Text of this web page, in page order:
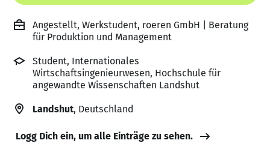
Angestellt, Werkstudent, roeren GmbH | Beratung
für Produktion und Management
Student, Internationales
Wirtschaftsingenieurwesen, Hochschule für
angewandte Wissenschaften Landshut
Landshut, Deutschland
Logg Dich ein, um alle Einträge zu sehen.